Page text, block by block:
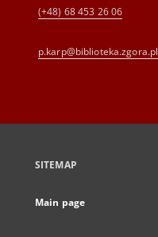
(+48) 68 453 26 06
p.karp@biblioteka.zgora.pl
SITEMAP
Main page